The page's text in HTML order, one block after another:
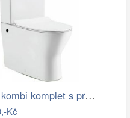
WC kombi komplet s prkénkem softclose…
Kč